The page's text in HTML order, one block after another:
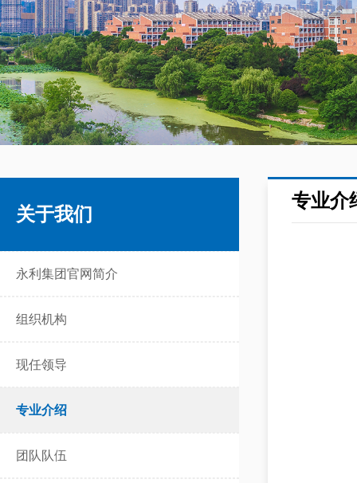
关于我们
永利集团官网简介
组织机构
现任领导
专业介绍
团队队伍
专业介